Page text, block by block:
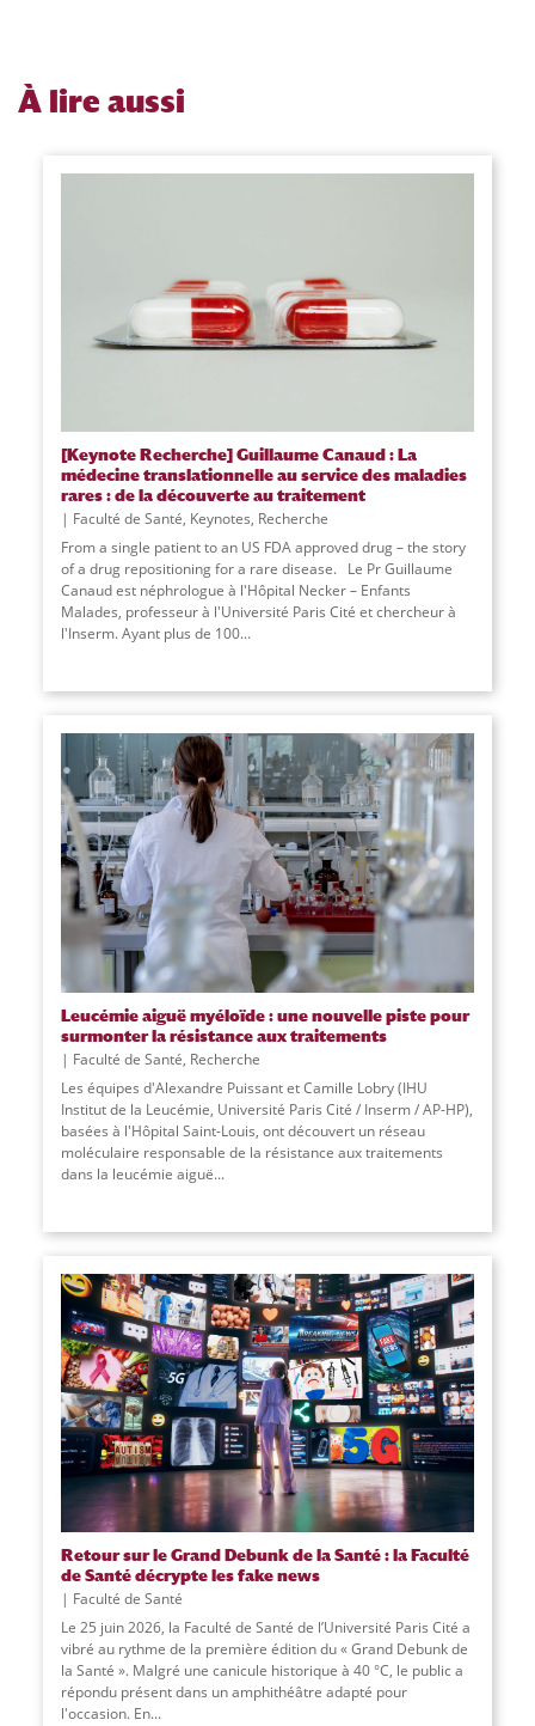
À lire aussi
[Keynote Recherche] Guillaume Canaud : La
médecine translationnelle au service des maladies
rares : de la découverte au traitement
Faculté de Santé, Keynotes, Recherche
From a single patient to an US FDA approved drug – the story
of a drug repositioning for a rare disease. Le Pr Guillaume
Canaud est néphrologue à l'Hôpital Necker – Enfants
Malades, professeur à l'Université Paris Cité et chercheur à
l'Inserm. Ayant plus de 100...
Leucémie aiguë myéloïde : une nouvelle piste pour
surmonter la résistance aux traitements
Faculté de Santé, Recherche
Les équipes d'Alexandre Puissant et Camille Lobry (IHU
Institut de la Leucémie, Université Paris Cité / Inserm / AP-HP),
basées à l'Hôpital Saint-Louis, ont découvert un réseau
moléculaire responsable de la résistance aux traitements
dans la leucémie aiguë...
Retour sur le Grand Debunk de la Santé : la Faculté
de Santé décrypte les fake news
Faculté de Santé
Le 25 juin 2026, la Faculté de Santé de l’Université Paris Cité a
vibré au rythme de la première édition du « Grand Debunk de
la Santé ». Malgré une canicule historique à 40 °C, le public a
répondu présent dans un amphithéâtre adapté pour
l'occasion. En...